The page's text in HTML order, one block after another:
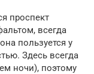
проспект
всегда
пользуется у
Здесь всегда
ночи), поэтому